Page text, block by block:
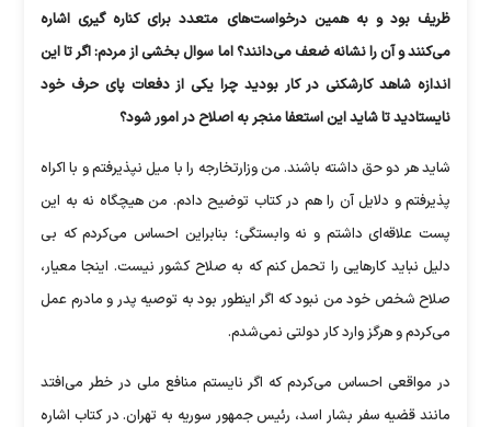
ظریف بود و به همین درخواست‌های متعدد برای کناره گیری اشاره
می‌کنند و آن را نشانه ضعف می‌دانند؟ اما سوال بخشی از مردم: اگر تا این
اندازه شاهد کارشکنی در کار بودید چرا یکی از دفعات پای حرف خود
نایستادید تا شاید این استعفا منجر به اصلاح در امور شود؟
شاید هر دو حق داشته باشند. من وزارتخارجه را با میل نپذیرفتم و با اکراه
پذیرفتم و دلایل آن را هم در کتاب توضیح دادم. من هیچگاه نه به این
پست علاقه‌ای داشتم و نه وابستگی؛ بنابراین احساس می‌کردم که بی
دلیل نباید کار‌هایی را تحمل کنم که به صلاح کشور نیست. اینجا معیار،
صلاح شخص خود من نبود که اگر اینطور بود به توصیه پدر و مادرم عمل
می‌کردم و هرگز وارد کار دولتی نمی‌شدم.
در مواقعی احساس می‌کردم که اگر نایستم منافع ملی در خطر می‌افتد
مانند قضیه سفر بشار اسد، رئیس جمهور سوریه به تهران. در کتاب اشاره